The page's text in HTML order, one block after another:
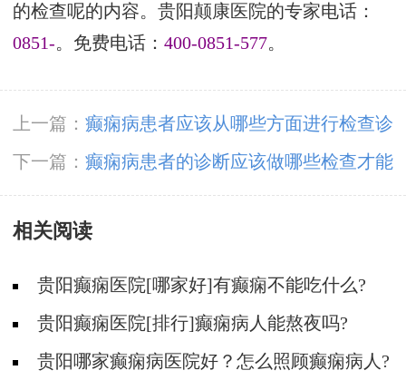
的检查呢的内容。贵阳颠康医院的专家电话：
0851-。免费电话： 400-0851-577。
上一篇： 癫痫病患者应该从哪些方面进行检查诊
断呢
下一篇： 癫痫病患者的诊断应该做哪些检查才能
确诊呢
相关阅读
贵阳癫痫医院[哪家好]有癫痫不能吃什么?
贵阳癫痫医院[排行]癫痫病人能熬夜吗?
贵阳哪家癫痫病医院好？怎么照顾癫痫病人?